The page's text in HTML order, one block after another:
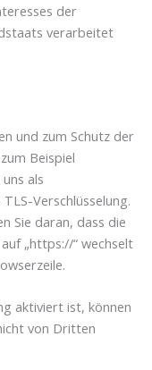
der
verarbeitet
und zum Schutz der
Beispiel
als
Verschlüsselung.
Sie daran, dass die
„https://“ wechselt
aktiviert ist, können
von Dritten